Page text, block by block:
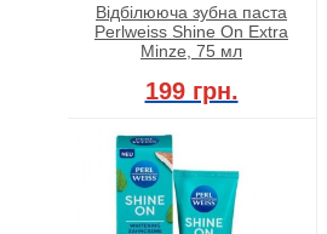
Відбілююча зубна паста
Perlweiss Shine On Extra
Minze, 75 мл
199 грн.